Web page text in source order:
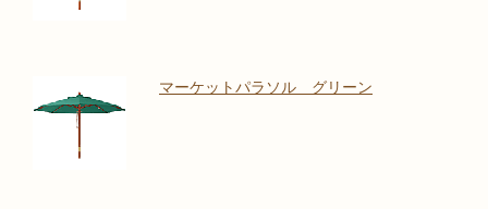
マーケットパラソル グリーン